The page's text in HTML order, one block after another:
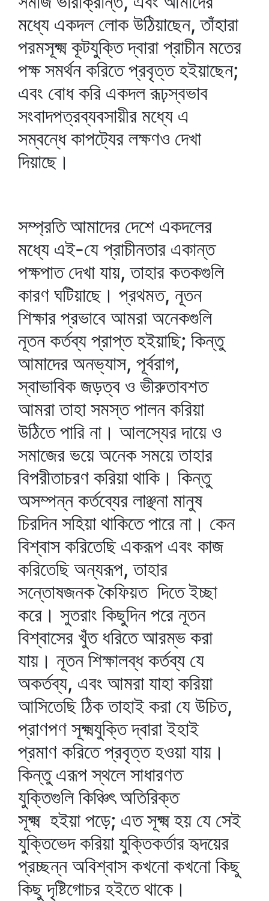
মধ্যে একদল লোক উঠিয়াছেন, তাঁহারা
পরমসূক্ষ্ম কূটযুক্তি দ্বারা প্রাচীন মতের
পক্ষ সমর্থন করিতে প্রবৃত্ত হইয়াছেন;
এবং বোধ করি একদল রূঢ়স্বভাব
সংবাদপত্রব্যবসায়ীর মধ্যে এ
সম্বন্ধে কাপট্যের লক্ষণও দেখা
দিয়াছে।
সম্প্রতি আমাদের দেশে একদলের
মধ্যে এই-যে প্রাচীনতার একান্ত
পক্ষপাত দেখা যায়, তাহার কতকগুলি
কারণ ঘটিয়াছে। প্রথমত, নূতন
শিক্ষার প্রভাবে আমরা অনেকগুলি
নূতন কর্তব্য প্রাপ্ত হইয়াছি; কিন্তু
আমাদের অনভ্যাস, পূর্বরাগ,
স্বাভাবিক জড়ত্ব ও ভীরুতাবশত
আমরা তাহা সমস্ত পালন করিয়া
উঠিতে পারি না। আলস্যের দায়ে ও
সমাজের ভয়ে অনেক সময়ে তাহার
বিপরীতাচরণ করিয়া থাকি। কিন্তু
অসম্পন্ন কর্তব্যের লাঞ্ছনা মানুষ
চিরদিন সহিয়া থাকিতে পারে না। কেন
বিশ্বাস করিতেছি একরূপ এবং কাজ
করিতেছি অন্যরূপ, তাহার
সন্তোষজনক কৈফিয়ত দিতে ইচ্ছা
করে। সুতরাং কিছুদিন পরে নূতন
বিশ্বাসের খুঁত ধরিতে আরম্ভ করা
যায়। নূতন শিক্ষালব্ধ কর্তব্য যে
অকর্তব্য, এবং আমরা যাহা করিয়া
আসিতেছি ঠিক তাহাই করা যে উচিত,
প্রাণপণ সূক্ষ্মযুক্তি দ্বারা ইহাই
প্রমাণ করিতে প্রবৃত্ত হওয়া যায়।
কিন্তু এরূপ স্থলে সাধারণত
যুক্তিগুলি কিঞ্চিৎ অতিরিক্ত
সূক্ষ্ম হইয়া পড়ে; এত সূক্ষ্ম হয় যে সেই
যুক্তিভেদ করিয়া যুক্তিকর্তার হৃদয়ের
প্রচ্ছন্ন অবিশ্বাস কখনো কখনো কিছু
কিছু দৃষ্টিগোচর হইতে থাকে।